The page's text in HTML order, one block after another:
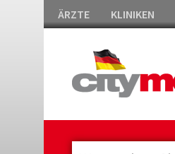
ÄRZTE KLINIKEN